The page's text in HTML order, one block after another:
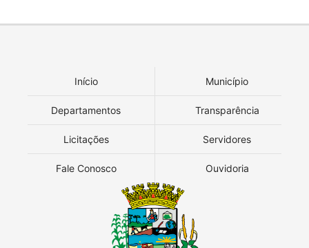
Início Município
Departamentos Transparência
Licitações Servidores
Fale Conosco Ouvidoria